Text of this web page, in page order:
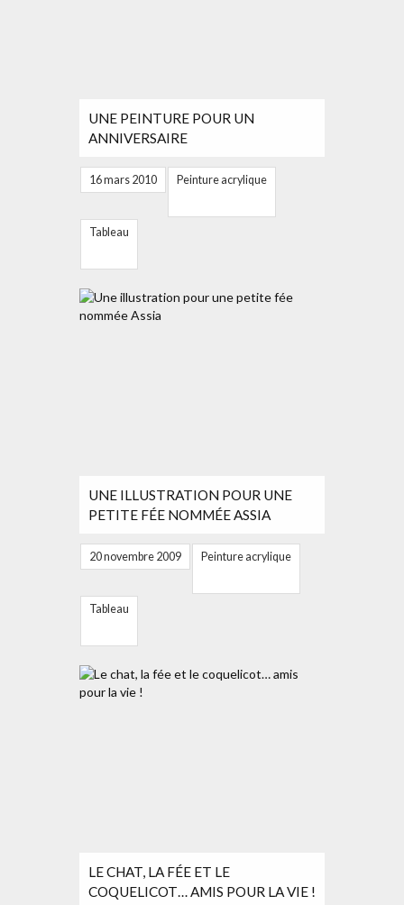
UNE PEINTURE POUR UN
ANNIVERSAIRE
16 mars 2010 Peinture acrylique
Tableau
UNE ILLUSTRATION POUR UNE
PETITE FÉE NOMMÉE ASSIA
20 novembre 2009 Peinture acrylique
Tableau
LE CHAT, LA FÉE ET LE
COQUELICOT… AMIS POUR LA VIE !